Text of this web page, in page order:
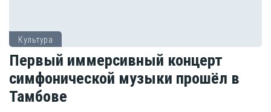
Культура
Первый иммерсивный концерт
симфонической музыки прошёл в
Тамбове